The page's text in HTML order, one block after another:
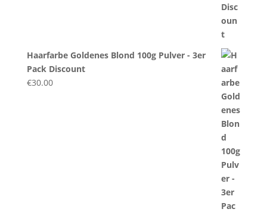
Haarfarbe Goldenes Blond 100g Pulver - 3er
Pack Discount
€30.00